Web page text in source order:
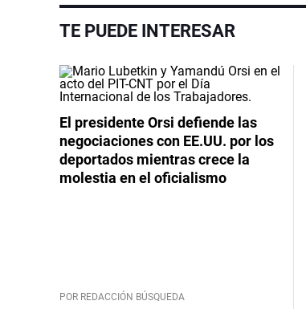
TE PUEDE INTERESAR
El presidente Orsi defiende las
negociaciones con EE.UU. por los
deportados mientras crece la
molestia en el oficialismo
POR REDACCIÓN BÚSQUEDA